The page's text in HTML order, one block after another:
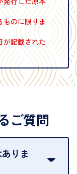
ものに限りま
が記載された
ご質問
りま